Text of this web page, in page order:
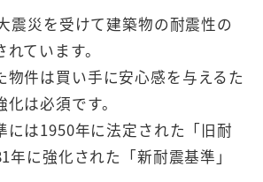
震災を受けて建築物の耐震性の
ています。
物件は買い手に安心感を与えるた
は必須です。
には1950年に法定された「旧耐
年に強化された「新耐震基準」